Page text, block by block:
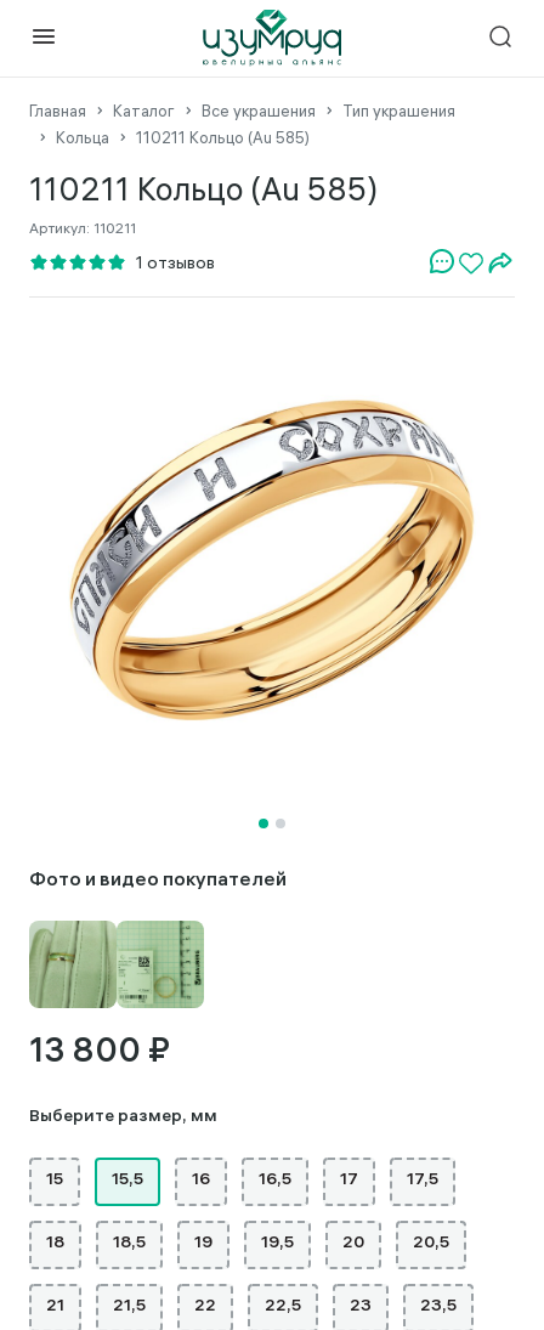
Главная Каталог Все украшения
Тип украшения
Кольца
110211 Кольцо (Au 585)
110211 Кольцо (Au 585)
Артикул: 110211
Фото и видео покупателей
13 800 ₽
Выберите размер, мм
15 15,5 16 16,5 17 17,5
18 18,5 19 19,5 20 20,5
21 21,5 22 22,5 23 23,5